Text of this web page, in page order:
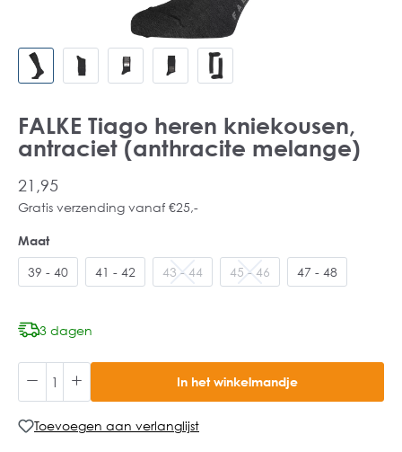
FALKE Tiago heren kniekousen,
antraciet (anthracite melange)
21,95
Gratis verzending vanaf €25,-
Maat
39 - 40 41 - 42 43 - 44 45 - 46 47 - 48
3 dagen
In het winkelmandje
Toevoegen aan verlanglijst